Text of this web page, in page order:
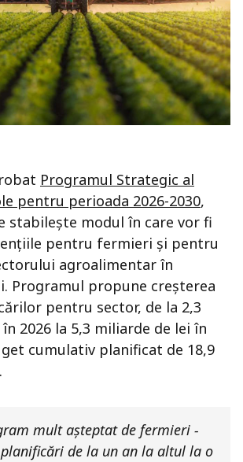
Programul Strategic al
pentru perioada 2026-2030,
stabilește modul în care vor fi
pentru fermieri și pentru
agroalimentar în
Programul propune creșterea
pentru sector, de la 2,3
2026 la 5,3 miliarde de lei în
cumulativ planificat de 18,9
mult așteptat de fermieri -
de la un an la altul la o